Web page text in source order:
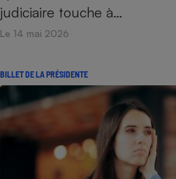
judiciaire touche à…
Le 14 mai 2026
BILLET DE LA PRÉSIDENTE